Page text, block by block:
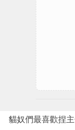
貓奴們最喜歡捏